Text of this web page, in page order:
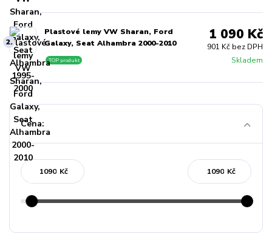
2.
Plastové lemy VW Sharan, Ford
Galaxy, Seat Alhambra 2000-2010
Skladem
TOP produkt
1 090 Kč
901 Kč bez DPH
Cena:
Kč Kč